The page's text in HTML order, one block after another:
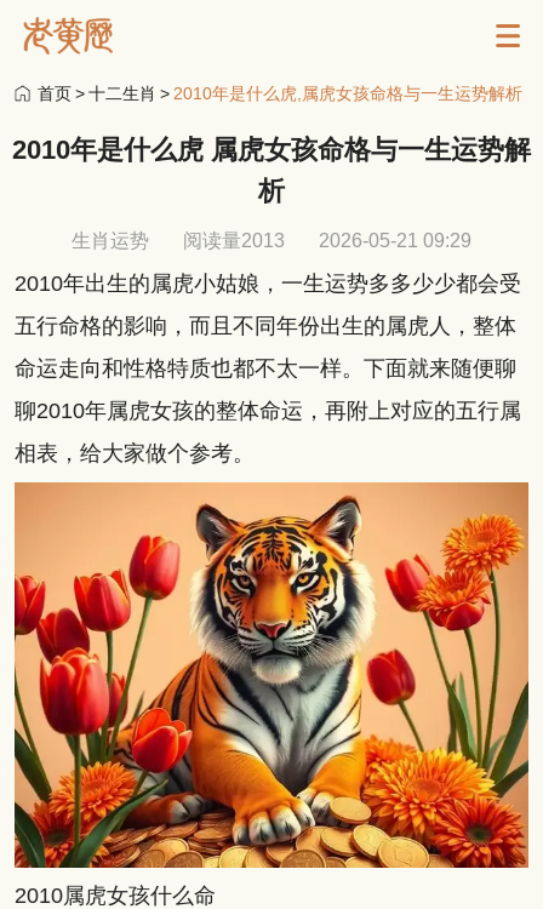
首页>十二生肖 > 2010年是什么虎,属虎女孩命格与一生运势解析
2010年是什么虎 属虎女孩命格与一生运势解
析
生肖运势 阅读量2013 2026-05-21 09:29
2010年出生的属虎小姑娘，一生运势多多少少都会受
五行命格的影响，而且不同年份出生的属虎人，整体
命运走向和性格特质也都不太一样。下面就来随便聊
聊2010年属虎女孩的整体命运，再附上对应的五行属
相表，给大家做个参考。
2010属虎女孩什么命